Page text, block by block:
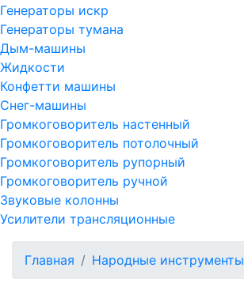
Генераторы искр
Генераторы тумана
Дым-машины
Жидкости
Конфетти машины
Снег-машины
Громкоговоритель настенный
Громкоговоритель потолочный
Громкоговоритель рупорный
Громкоговоритель ручной
Звуковые колонны
Усилители трансляционные
Главная Народные инструменты